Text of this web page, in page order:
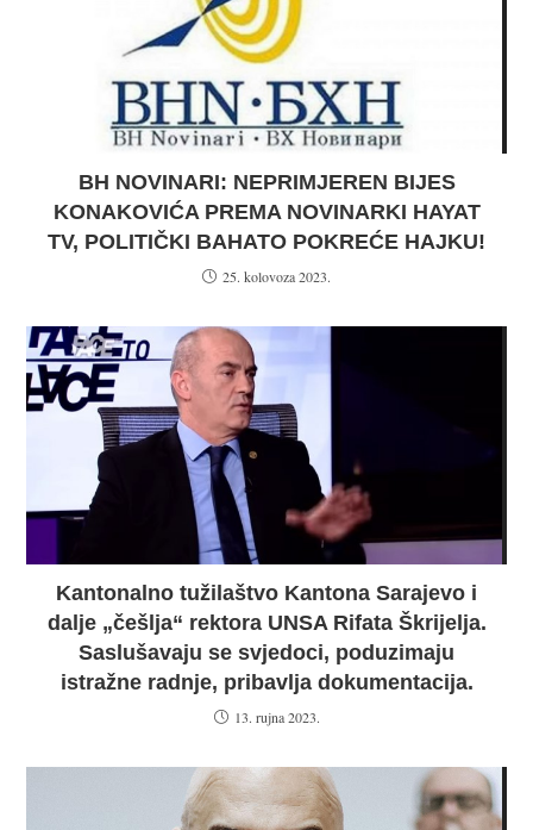
BH NOVINARI: NEPRIMJEREN BIJES
KONAKOVIĆA PREMA NOVINARKI HAYAT
TV, POLITIČKI BAHATO POKREĆE HAJKU!
25. kolovoza 2023.
Kantonalno tužilaštvo Kantona Sarajevo i
dalje „češlja“ rektora UNSA Rifata Škrijelja.
Saslušavaju se svjedoci, poduzimaju
istražne radnje, pribavlja dokumentacija.
13. rujna 2023.